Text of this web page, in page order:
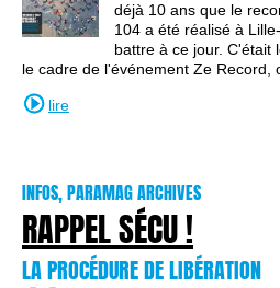
déjà 10 ans que le
104 a été réalisé à
battre à ce jour. C'était
le cadre de l'événement Ze
lire
INFOS, PARAMAG ARCHIVES
RAPPEL SÉCU !
LA PROCÉDURE DE LIBÉRATION